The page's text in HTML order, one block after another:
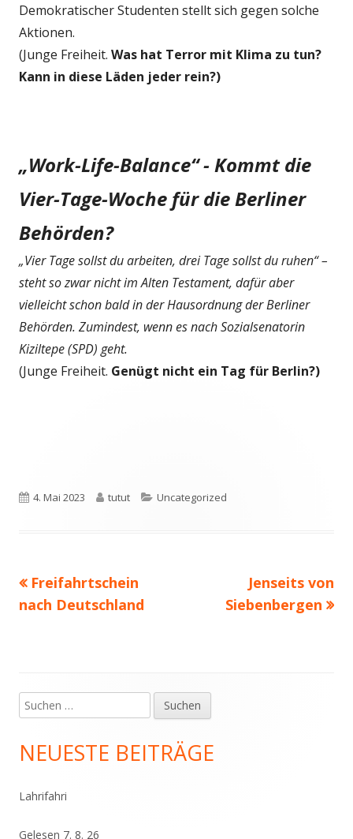
Demokratischer Studenten stellt sich gegen solche
Aktionen.
(Junge Freiheit. Was hat Terror mit Klima zu tun?
Kann in diese Läden jeder rein?)
„Work-Life-Balance“ - Kommt die
Vier-Tage-Woche für die Berliner
Behörden?
„Vier Tage sollst du arbeiten, drei Tage sollst du ruhen“ –
steht so zwar nicht im Alten Testament, dafür aber
vielleicht schon bald in der Hausordnung der Berliner
Behörden. Zumindest, wenn es nach Sozialsenatorin
Kiziltepe (SPD) geht.
(Junge Freiheit. Genügt nicht ein Tag für Berlin?)
Veröffentlicht
4. Mai 2023 Autor
tutut Kategorien
Uncategorized
Beitragsnavigation
Vorheriger
Beitrag:
Freifahrtschein
nach Deutschland
Nächster
Beitrag
Jenseits von
Siebenbergen
Haupt-
Seitenleiste
Suchen
nach:
NEUESTE BEITRÄGE
Lahrifahri
Gelesen 7. 8. 26